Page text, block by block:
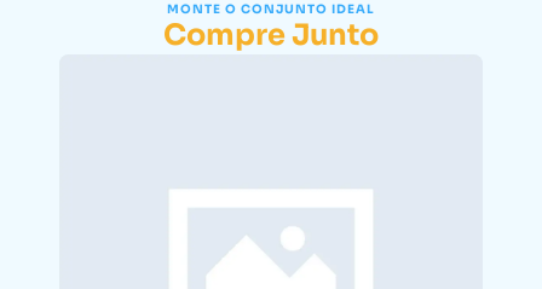
MONTE O CONJUNTO IDEAL
Compre Junto